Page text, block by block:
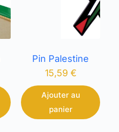
Pin Palestine
15,59 €
Ajouter au
panier